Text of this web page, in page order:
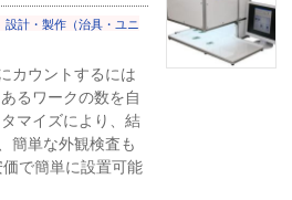
設計・製作（治具・ユニ
カウントするには
るワークの数を自
マイズにより、結
簡単な外観検査も
で簡単に設置可能